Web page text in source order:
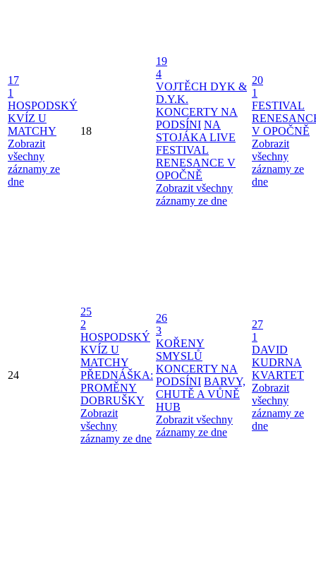
17
1
HOSPODSKÝ
KVÍZ U
MATCHY
Zobrazit
všechny
záznamy ze
dne
18
19
4
VOJTĚCH DYK &
D.Y.K.
KONCERTY NA
PODSÍNI NA
STOJÁKA LIVE
FESTIVAL
RENESANCE V
OPOČNĚ
Zobrazit všechny
záznamy ze dne
20
1
FESTIVAL
V OPOČNĚ
Zobrazit
všechny
záznamy ze
dne
24
25
2
HOSPODSKÝ
KVÍZ U
MATCHY
PŘEDNÁŠKA:
PROMĚNY
DOBRUŠKY
Zobrazit
všechny
záznamy ze dne
26
3
KOŘENY
SMYSLŮ
KONCERTY NA
PODSÍNI BARVY,
CHUTĚ A VŮNĚ
HUB
Zobrazit všechny
záznamy ze dne
27
1
DAVID
KUDRNA
KVARTET
Zobrazit
všechny
záznamy ze
dne